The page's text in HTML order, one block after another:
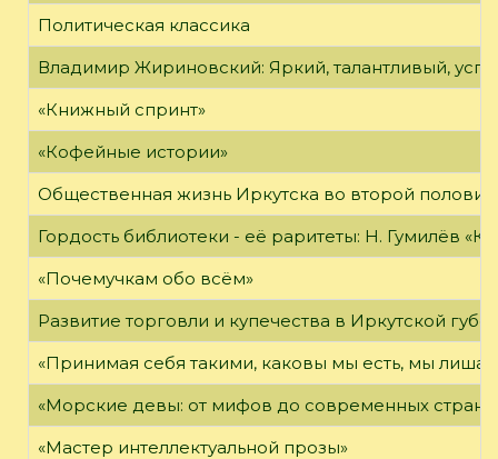
Политическая классика
Владимир Жириновский: Яркий, талантливый,
«Книжный спринт»
«Кофейные истории»
Общественная жизнь Иркутска во второй
Гордость библиотеки - её раритеты: Н. Гумилёв
«Почемучкам обо всём»
Развитие торговли и купечества в Иркутской
«Принимая себя такими, каковы мы есть, мы
«Морские девы: от мифов до современных
«Мастер интеллектуальной прозы»